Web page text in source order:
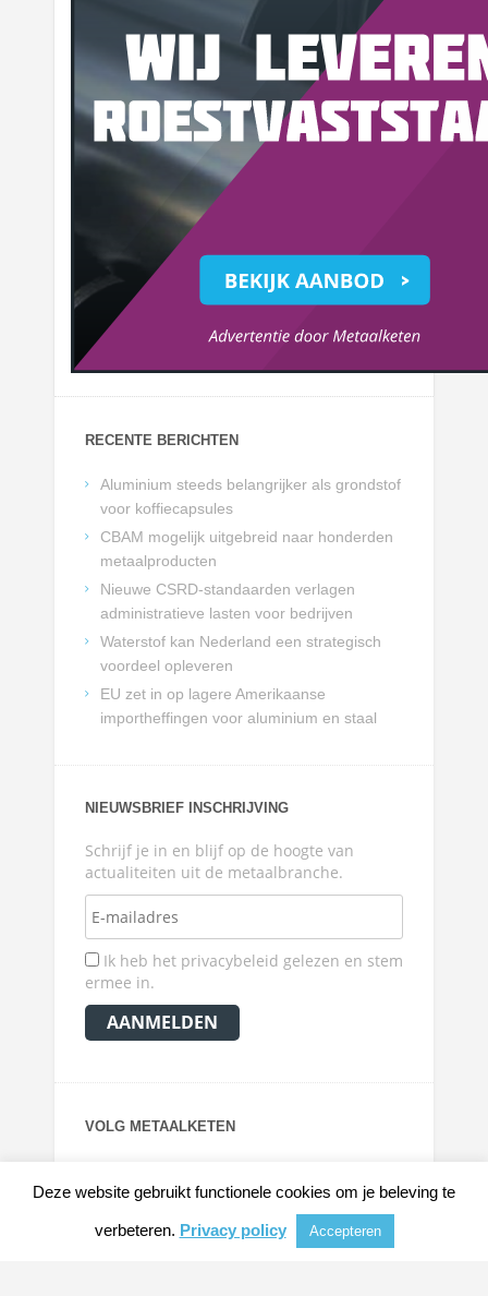
RECENTE BERICHTEN
Aluminium steeds belangrijker als grondstof
voor koffiecapsules
CBAM mogelijk uitgebreid naar honderden
metaalproducten
Nieuwe CSRD-standaarden verlagen
administratieve lasten voor bedrijven
Waterstof kan Nederland een strategisch
voordeel opleveren
EU zet in op lagere Amerikaanse
importheffingen voor aluminium en staal
NIEUWSBRIEF INSCHRIJVING
Schrijf je in en blijf op de hoogte van
actualiteiten uit de metaalbranche.
Ik heb het privacybeleid gelezen en stem
ermee in.
VOLG METAALKETEN
Deze website gebruikt functionele cookies om je beleving te
verbeteren. Privacy policy Accepteren